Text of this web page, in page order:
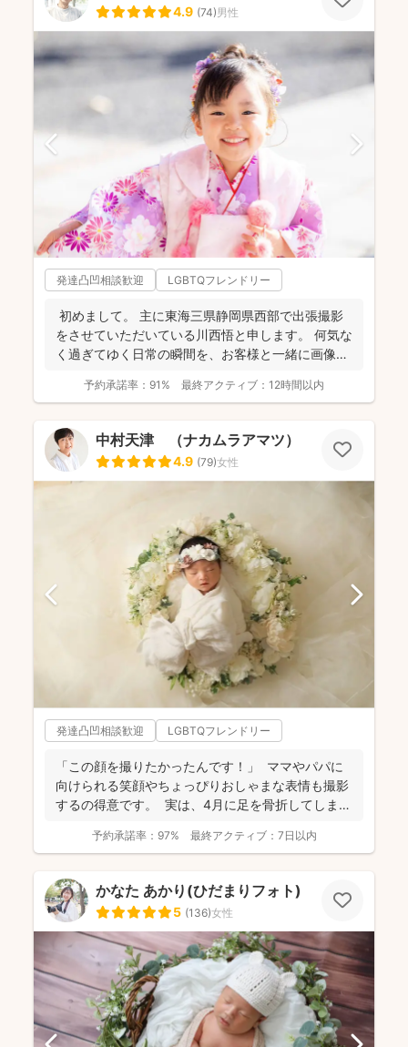
4.9 (74)男性
発達凸凹相談歓迎 LGBTQフレンドリー
初めまして。 主に東海三県静岡県西部で出張撮影
をさせていただいている川西悟と申します。 何気な
く過ぎてゆく日常の瞬間を、お客様と一緒に画像と
予約承諾率： 91% 最終アクティブ： 12時間以内
中村天津 （ナカムラアマツ）
4.9 (79)女性
発達凸凹相談歓迎 LGBTQフレンドリー
「この顔を撮りたかったんです！」 ママやパパに
向けられる笑顔やちょっぴりおしゃまな表情も撮影
するの得意です。 実は、4月に足を骨折してしま
予約承諾率： 97% 最終アクティブ： 7日以内
かなた あかり(ひだまりフォト)
5 (136)女性